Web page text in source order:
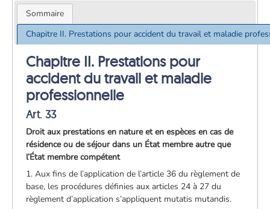
Sommaire
Chapitre II. Prestations pour accident du travail et maladie
Chapitre II. Prestations pour
accident du travail et maladie
professionnelle
Art. 33
Droit aux prestations en nature et en espèces en cas de
résidence ou de séjour dans un État membre autre que
l’État membre compétent
1. Aux fins de l’application de l’article 36 du règlement de
base, les procédures définies aux articles 24 à 27 du
règlement d’application s’appliquent mutatis mutandis.